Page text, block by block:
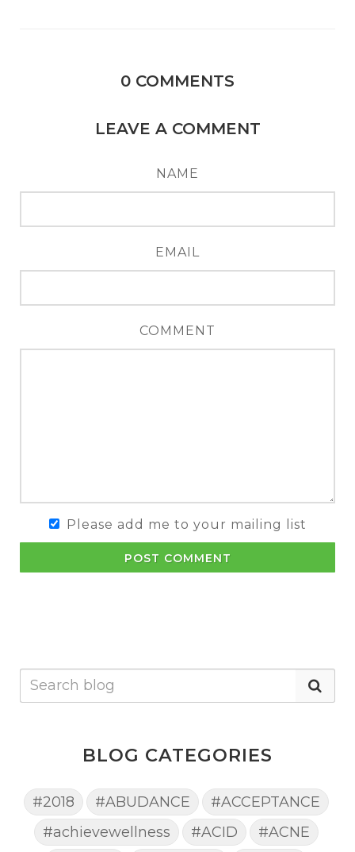
0 COMMENTS
LEAVE A COMMENT
NAME
EMAIL
COMMENT
Please add me to your mailing list
POST COMMENT
BLOG CATEGORIES
#2018 #ABUDANCE
#ACCEPTANCE
#achievewellness
#ACID #ACNE